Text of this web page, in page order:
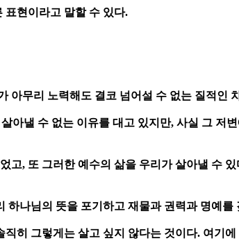
표현이라고 말할 수 있다.
아무리 노력해도 결코 넘어설 수 없는 질적인
아낼 수 없는 이유를 대고 있지만, 사실 그 저
, 또 그러한 예수의 삶을 우리가 살아낼 수
나님의 뜻을 포기하고 재물과 권력과 명예
히 그렇게는 살고 싶지 않다는 것이다. 여기